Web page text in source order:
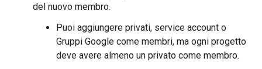
del nuovo membro.
Puoi aggiungere privati, service account o
Gruppi Google come membri, ma ogni progetto
deve avere almeno un privato come membro.